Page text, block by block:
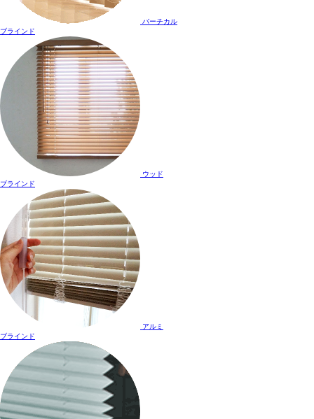
バーチカル
ブラインド
ウッド
ブラインド
アルミ
ブラインド